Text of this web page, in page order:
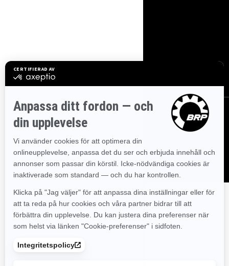
Sverige (svenska)
© BRP 2003-2026
Laglig Notering
Sekretesspolicy
Cookie Policy
Tillgänglighet
Webbkarta Cookie-inställningar